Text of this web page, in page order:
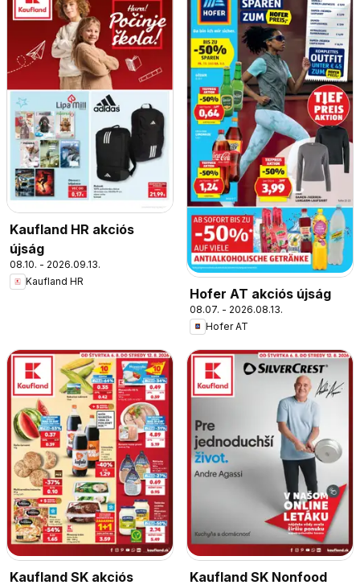
Kaufland HR akciós
újság
08.10. - 2026.09.13.
Kaufland HR
Hofer AT akciós újság
08.07. - 2026.08.13.
Hofer AT
Kaufland SK akciós Kaufland SK Nonfood